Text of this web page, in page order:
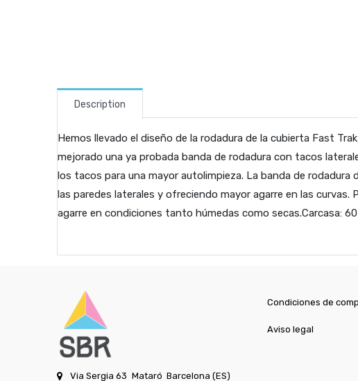
Description
Hemos llevado el diseño de la rodadura de la cubierta Fast
mejorado una ya probada banda de rodadura con tacos
los tacos para una mayor autolimpieza. La banda de rodadura
las paredes laterales y ofreciendo mayor agarre en las
agarre en condiciones tanto húmedas como secas.Carcasa:
Via Sergia 63 Mataró Barcelona (ES)
Condiciones de
Aviso legal